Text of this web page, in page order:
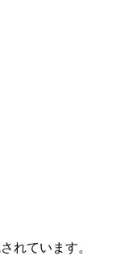
れています。